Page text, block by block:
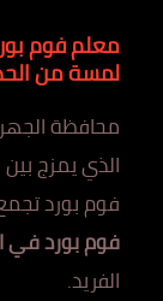
معلم فوم
لمسة من
محافظة
الذي يمزج بين
فوم بورد
فوم بورد في
الفريد.